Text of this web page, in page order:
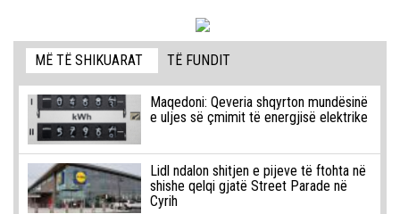
MË TË SHIKUARAT TË FUNDIT
Maqedoni: Qeveria shqyrton mundësinë
e uljes së çmimit të energjisë elektrike
Lidl ndalon shitjen e pijeve të ftohta në
shishe qelqi gjatë Street Parade në
Cyrih